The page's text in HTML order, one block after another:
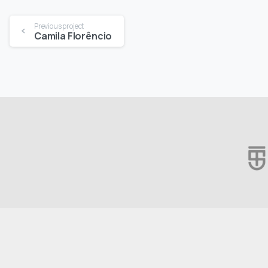
Continue
Previous project
Camila Florêncio